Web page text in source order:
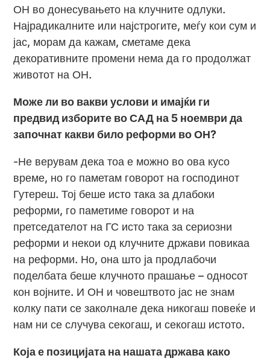
ОН во донесувањето на клучните одлуки.
Најрадикалните или најстрогите, меѓу кои сум и
јас, морам да кажам, сметаме дека
декоративните промени нема да го продолжат
животот на ОН.
Може ли во вакви услови и имајќи ги
предвид изборите во САД на 5 ноември да
започнат какви било реформи во ОН?
-Не верувам дека тоа е можно во ова кусо
време, но го паметам говорот на господинот
Гутереш. Тој беше исто така за длабоки
реформи, го паметиме говорот и на
претседателот на ГС исто така за сериозни
реформи и некои од клучните држави повикаа
на реформи. Но, она што ја продлабочи
поделбата беше клучното прашање – односот
кон војните. И ОН и човештвото јас не знам
колку пати се заколнале дека никогаш повеќе и
нам ни се случува секогаш, и секогаш истото.
Која е позицијата на нашата држава како